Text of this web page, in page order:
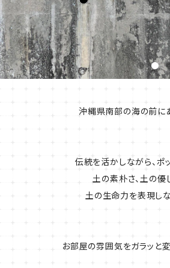
沖縄県南部の海の前に
伝統を活かしながら、ポ
土の素朴さ、土の優
土の生命力を表現し
お部屋の雰囲気をガラッと